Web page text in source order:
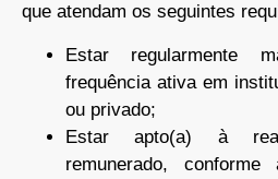
que atendam os seguintes
Estar regularmente
frequência ativa em
ou privado;
Estar apto(a) à
remunerado,